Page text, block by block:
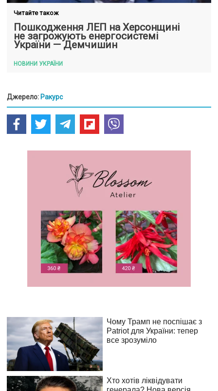
Читайте також
Пошкодження ЛЕП на Херсонщині
не загрожують енергосистемі
України — Демчишин
НОВИНИ УКРАЇНИ
Джерело: Ракурс